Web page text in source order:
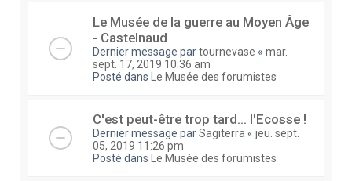
Le Musée de la guerre au Moyen Âge
- Castelnaud
Dernier message partournevase « mar.
sept. 17, 2019 10:36 am
Posté dans
Le Musée des forumistes
C'est peut-être trop tard... l'Ecosse !
Dernier message parSagiterra « jeu. sept.
05, 2019 11:26 pm
Posté dans
Le Musée des forumistes